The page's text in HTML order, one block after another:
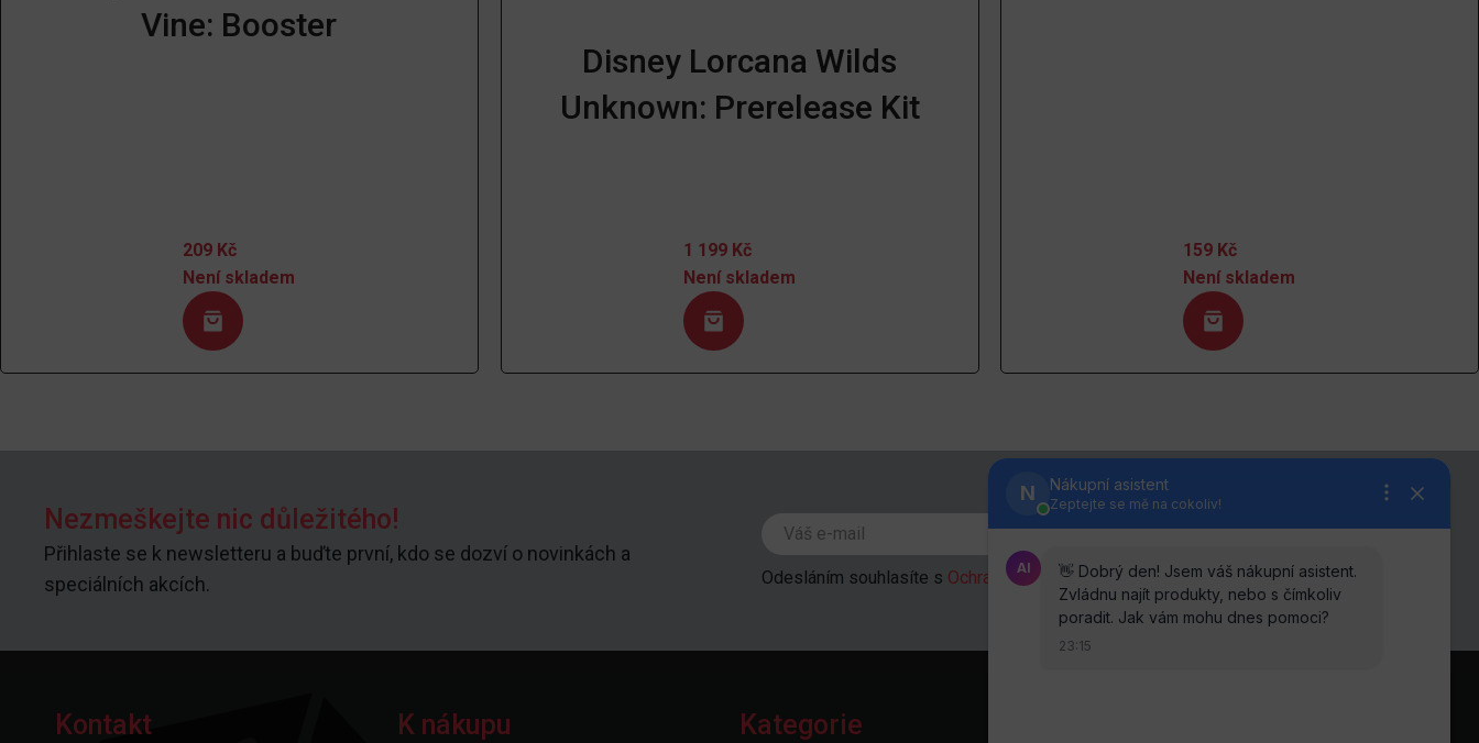
Vine: Booster
209 Kč
Není skladem
Disney Lorcana Wilds
Unknown: Prerelease Kit
1 199 Kč
Není skladem
159 Kč
Není skladem
Nezmeškejte nic důležitého!
Přihlaste se k newsletteru a buďte první, kdo se dozví o novinkách a
speciálních akcích.
Odesláním souhlasíte s Ochranou osobních údajů.
Kontakt K nákupu Kategorie